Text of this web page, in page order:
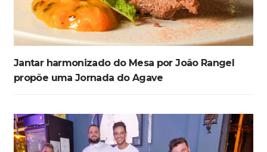
Jantar harmonizado do Mesa por João Rangel
propõe uma Jornada do Agave